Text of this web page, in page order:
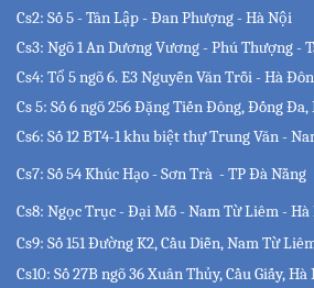
Cs2: Số 5 - Tân Lập - Đan Phượng - Hà Nội
Cs3: Ngõ 1 An Dương Vương - Phú Thượng -
Cs4: Tổ 5 ngõ 6. E3 Nguyễn Văn Trỗi - Hà
Cs 5: Số 6 ngõ 256 Đặng Tiến Đông, Đống Đa,
Cs6: Số 12 BT4-1 khu biệt thự Trung Văn -
Cs7: Số 54 Khúc Hạo - Sơn Trà - TP Đà Nẵng
Cs8: Ngọc Trục - Đại Mỗ - Nam Từ Liêm -
Cs9: Số 151 Đường K2, Cầu Diễn, Nam Từ
Cs10: Số 27B ngõ 36 Xuân Thủy, Cầu Giấy, Hà